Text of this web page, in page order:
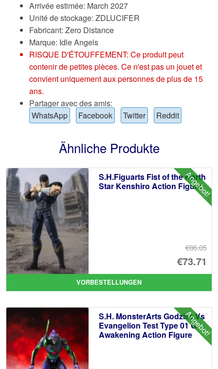
Arrivée estimée: March 2027
Unité de stockage: ZDLUCIFER
Fabricant: Zero Distance
Marque: Idle Angels
RISQUE D'ÉTOUFFEMENT: Ce produit peut
contenir de petites pièces. Ce n'est pas un jouet et
convient uniquement aux personnes de plus de 15
ans.
Partager avec des amis:
WhatsApp
Facebook Twitter Reddit
Ähnliche Produkte
Angebot!
S.H.Figuarts Fist of the North
Star Kenshiro Action Figure
€86.05
€73.71
VORBESTELLUNGEN
Angebot!
S.H. MonsterArts Godzilla Vs
Evangelion Test Type 01 G
Awakening Action Figure